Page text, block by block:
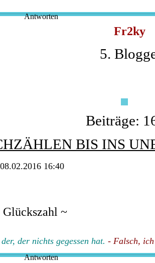
Antworten
Fr2ky
5.
Beiträge:
BIS INS
16:40
~
der nichts gegessen hat. - Falsch,
Antworten